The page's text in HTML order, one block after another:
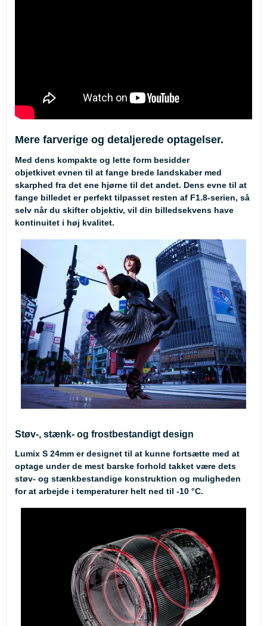
Mere farverige og detaljerede optagelser.
Med dens kompakte og lette form besidder
objetkivet evnen til at fange brede landskaber med
skarphed fra det ene hjørne til det andet. Dens evne til at
fange billedet er perfekt tilpasset resten af F1.8-serien, så
selv når du skifter objektiv, vil din billedsekvens have
kontinuitet i høj kvalitet.
Støv-, stænk- og frostbestandigt design
Lumix S 24mm er designet til at kunne fortsætte med at
optage under de mest barske forhold takket være dets
støv- og stænkbestandige konstruktion og muligheden
for at arbejde i temperaturer helt ned til -10 °C.